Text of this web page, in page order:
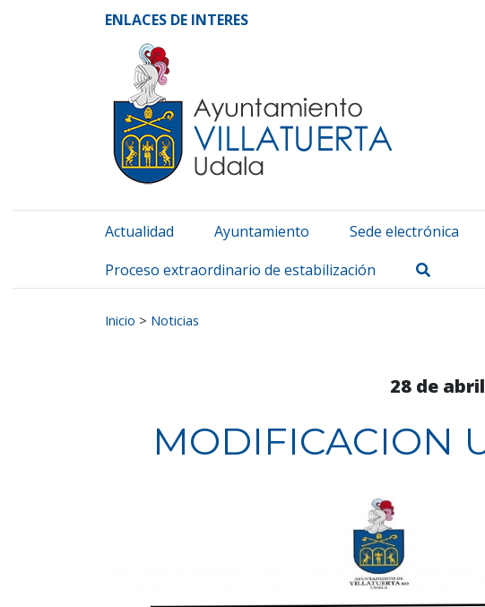
Ayuntamiento de
ENLACES DE INTERES
Actualidad Ayuntamiento Sede electrónica
Proceso extraordinario de estabilización
Inicio > Noticias
28 de
MODIFICACION